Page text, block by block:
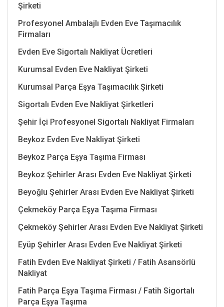
Şirketi
Profesyonel Ambalajlı Evden Eve Taşımacılık
Firmaları
Evden Eve Sigortalı Nakliyat Ücretleri
Kurumsal Evden Eve Nakliyat Şirketi
Kurumsal Parça Eşya Taşımacılık Şirketi
Sigortalı Evden Eve Nakliyat Şirketleri
Şehir İçi Profesyonel Sigortalı Nakliyat Firmaları
Beykoz Evden Eve Nakliyat Şirketi
Beykoz Parça Eşya Taşıma Firması
Beykoz Şehirler Arası Evden Eve Nakliyat Şirketi
Beyoğlu Şehirler Arası Evden Eve Nakliyat Şirketi
Çekmeköy Parça Eşya Taşıma Firması
Çekmeköy Şehirler Arası Evden Eve Nakliyat Şirketi
Eyüp Şehirler Arası Evden Eve Nakliyat Şirketi
Fatih Evden Eve Nakliyat Şirketi / Fatih Asansörlü
Nakliyat
Fatih Parça Eşya Taşıma Firması / Fatih Sigortalı
Parça Eşya Taşıma